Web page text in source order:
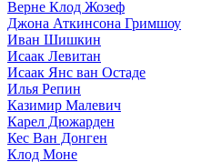
Верне Клод Жозеф
Джона Аткинсона Гримшоу
Иван Шишкин
Исаак Левитан
Исаак Янс ван Остаде
Илья Репин
Казимир Малевич
Карел Дюжарден
Кес Ван Донген
Клод Моне